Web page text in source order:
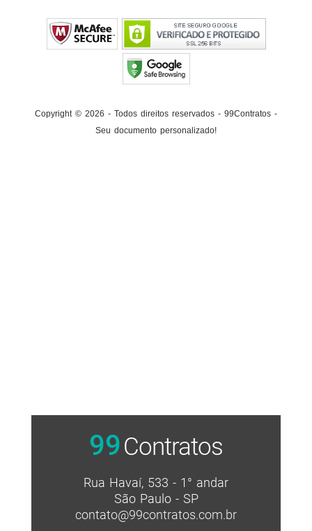
Copyright © 2026 - Todos direitos reservados - 99Contratos -
Seu documento personalizado!
99Contratos
Rua Havaí, 533 - 1° andar
São Paulo - SP
contato@99contratos.com.br